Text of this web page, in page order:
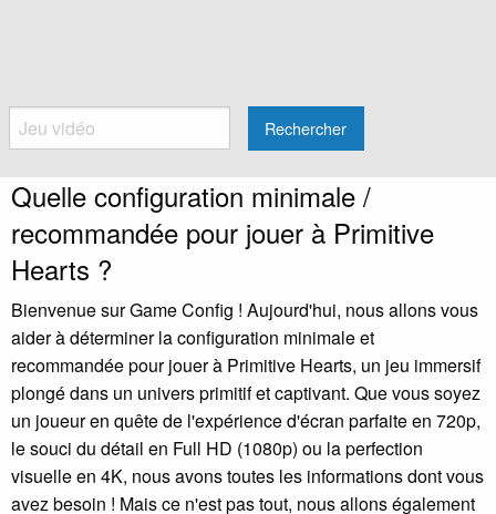
Rechercher
Quelle configuration minimale /
recommandée pour jouer à Primitive
Hearts ?
Bienvenue sur Game Config ! Aujourd'hui, nous allons vous
aider à déterminer la configuration minimale et
recommandée pour jouer à Primitive Hearts, un jeu immersif
plongé dans un univers primitif et captivant. Que vous soyez
un joueur en quête de l'expérience d'écran parfaite en 720p,
le souci du détail en Full HD (1080p) ou la perfection
visuelle en 4K, nous avons toutes les informations dont vous
avez besoin ! Mais ce n'est pas tout, nous allons également